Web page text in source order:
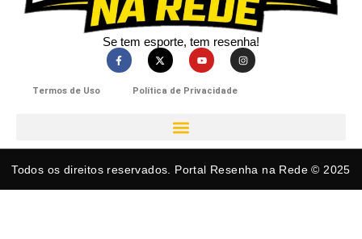
Se tem esporte, tem resenha!​
Termos de Uso Política de Privacidade
Todos os direitos reservados. Portal Resenha na Rede © 2025